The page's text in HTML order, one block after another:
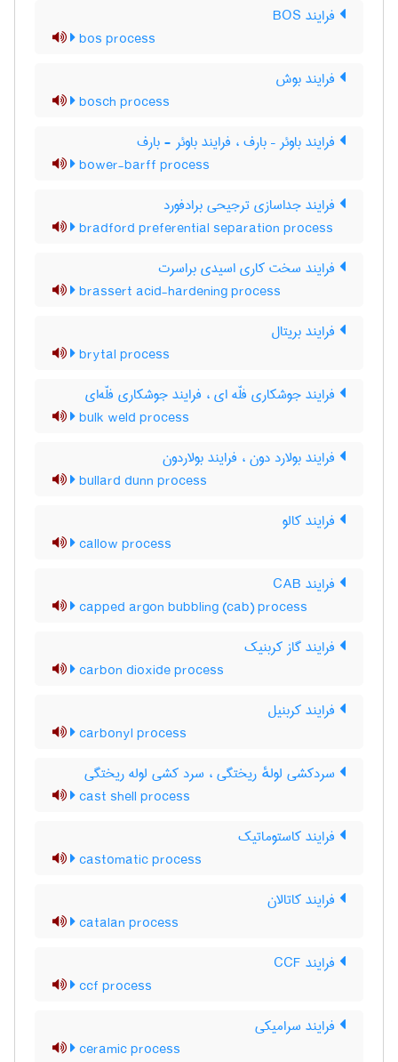
فرایند BOS
bos process
فرایند بوش
bosch process
فرایند باوئر – بارف ، فرایند باوئر - بارف
bower-barff process
فرایند جداسازی ترجیحی برادفورد
bradford preferential separation process
فرایند سخت کاری اسیدی براسرت
brassert acid-hardening process
فرایند بریتال
brytal process
فرایند جوشکاری فلّه ای ، فرایند جوشکاری فلّه‌ای
bulk weld process
فرایند بولارد دون ، فرایند بولاردون
bullard dunn process
فرایند کالو
callow process
فرایند CAB
capped argon bubbling (cab) process
فرایند گاز کربنیک
carbon dioxide process
فرایند کربنیل
carbonyl process
سردکشی لولهٔ ریختگی ، سرد کشی لوله ریختگی
cast shell process
فرایند کاستوماتیک
castomatic process
فرایند کاتالان
catalan process
فرایند CCF
ccf process
فرایند سرامیکی
ceramic process